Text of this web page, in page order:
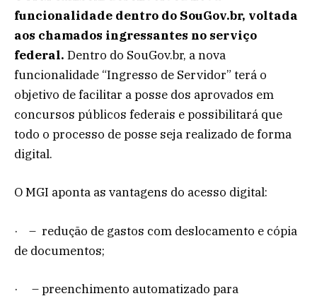
funcionalidade dentro do SouGov.br, voltada
aos chamados ingressantes no serviço
federal. Dentro do SouGov.br, a nova
funcionalidade “Ingresso de Servidor” terá o
objetivo de facilitar a posse dos aprovados em
concursos públicos federais e possibilitará que
todo o processo de posse seja realizado de forma
digital.
O MGI aponta as vantagens do acesso digital:
· – redução de gastos com deslocamento e cópia
de documentos;
· – preenchimento automatizado para